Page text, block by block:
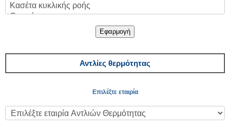
Εφαρμογή
Αντλίες θερμότητας
Επιλέξτε εταιρία